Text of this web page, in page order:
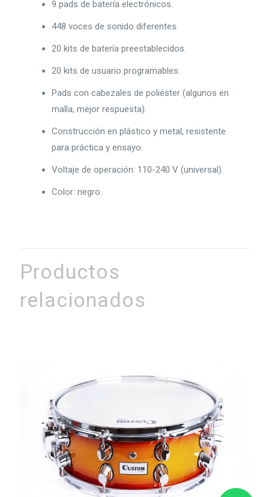
9 pads de batería electrónicos.
448 voces de sonido diferentes.
20 kits de batería preestablecidos.
20 kits de usuario programables.
Pads con cabezales de poliéster (algunos en
malla, mejor respuesta).
Construcción en plástico y metal, resistente
para práctica y ensayo.
Voltaje de operación: 110-240 V (universal).
Color: negro.
Productos
relacionados